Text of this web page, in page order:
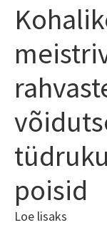
poisid
Loe lisaks